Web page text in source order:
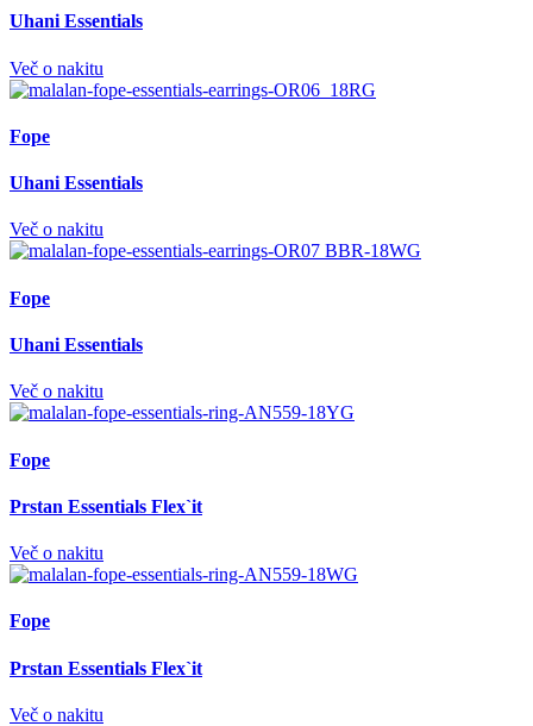
Uhani Essentials
Več o nakitu
Fope
Uhani Essentials
Več o nakitu
Fope
Uhani Essentials
Več o nakitu
Fope
Prstan Essentials Flex`it
Več o nakitu
Fope
Prstan Essentials Flex`it
Več o nakitu